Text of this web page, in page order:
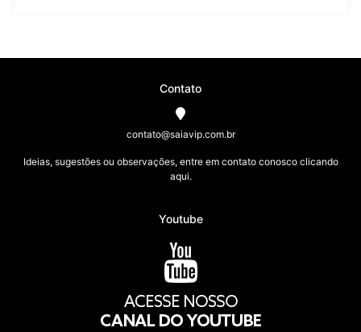
Contato
contato@saiavip.com.br
Ideias, sugestões ou observações, entre em contato conosco clicando
aqui.
Youtube